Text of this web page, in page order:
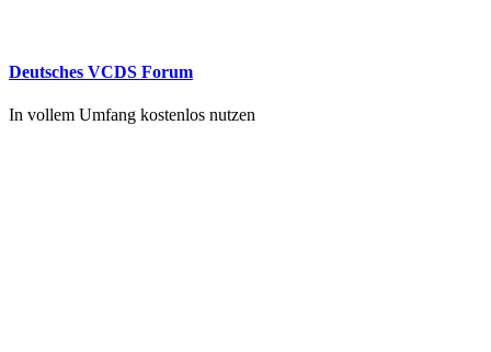
Deutsches VCDS Forum
In vollem Umfang kostenlos nutzen